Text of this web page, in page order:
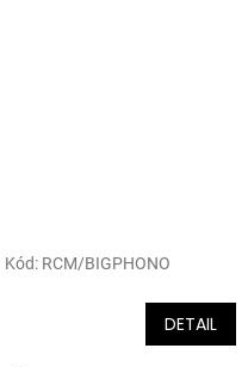
Kód: RCM/BIGPHONO
DETAIL